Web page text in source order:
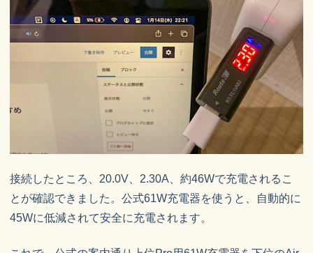
接続したところ、20.0V、2.30A、約46Wで充電されるこ
とが確認できました。公式61W充電器を使うと、自動的に
45Wに低減されて安全に充電されます。